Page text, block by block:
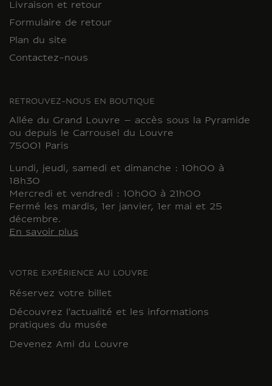
Livraison et retour
Formulaire de retour
Plan du site
Contactez-nous
RETROUVEZ-NOUS EN BOUTIQUE
Allée du Grand Louvre – accès sous la Pyramide
ou depuis le Carrousel du Louvre
75001 Paris
Lundi, jeudi, samedi et dimanche : 10h00 à
18h30
Mercredi et vendredi : 10h00 à 21h00
Fermé les mardis, 1er janvier, 1er mai et 25
décembre.
En savoir plus
VOTRE EXPÉRIENCE AU LOUVRE
Réservez votre billet
Découvrez l'actualité et les informations
pratiques du musée
Devenez Ami du Louvre